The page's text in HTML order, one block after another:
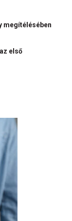
megítélésében
első